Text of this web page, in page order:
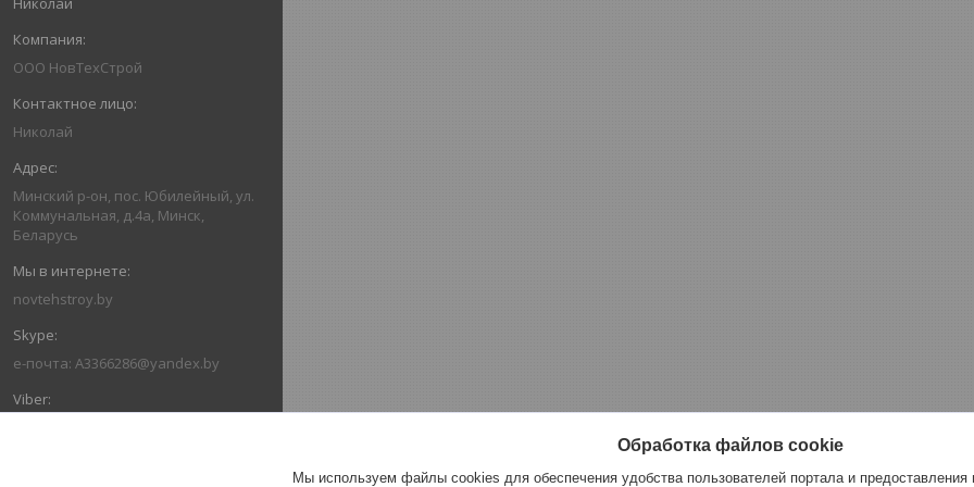
ООО НовТехСтрой
Николай
Минский р-он, пос. Юбилейный, ул.
Коммунальная, д.4а, Минск,
Беларусь
novtehstroy.by
e-почта: A3366286@yandex.by
Обработка файлов cookie
Мы используем файлы cookies для обеспечения удобства пользователей портала и предоставления